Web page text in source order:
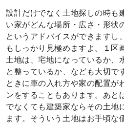
設計だけでなく土地探しの時も
い家がどんな場所・広さ・形状
というアドバイスができますし
もしっかり見極めますよ。１区
土地は、宅地になっているか、
と整っているか、なども大切で
ときに車の入れ方や家の配置が
ンをすることもあります。あと
でなくても建築家ならその土地
ます。そういう土地はお手頃な